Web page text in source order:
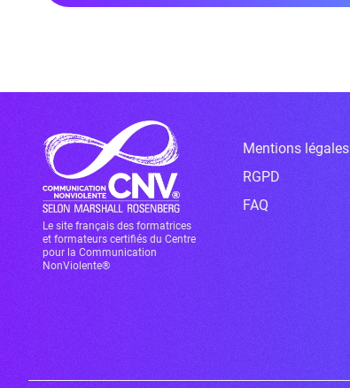
Le site français des formatrices
et formateurs certifiés du Centre
pour la Communication
NonViolente®
Mentions légales
RGPD
FAQ